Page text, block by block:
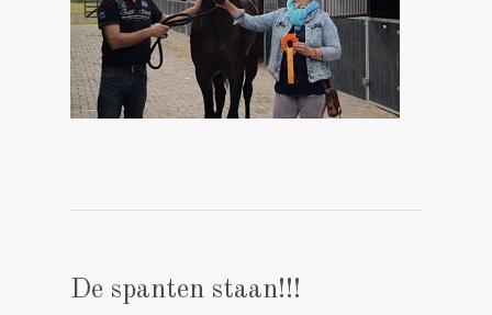
De spanten staan!!!